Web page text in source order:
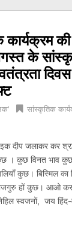
के
सांस्कृतिक
इक दीप जलाकर कर
। कुछ विनत भाव
कुछ। बिस्मिल
हों कुछ। आओ कर
स्वजनों, जय हिंद-